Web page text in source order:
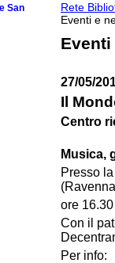
Rete
Eventi e
Eventi
27/05/
Il
Centro
Musica,
Presso
ore
Con il
Per info:
San